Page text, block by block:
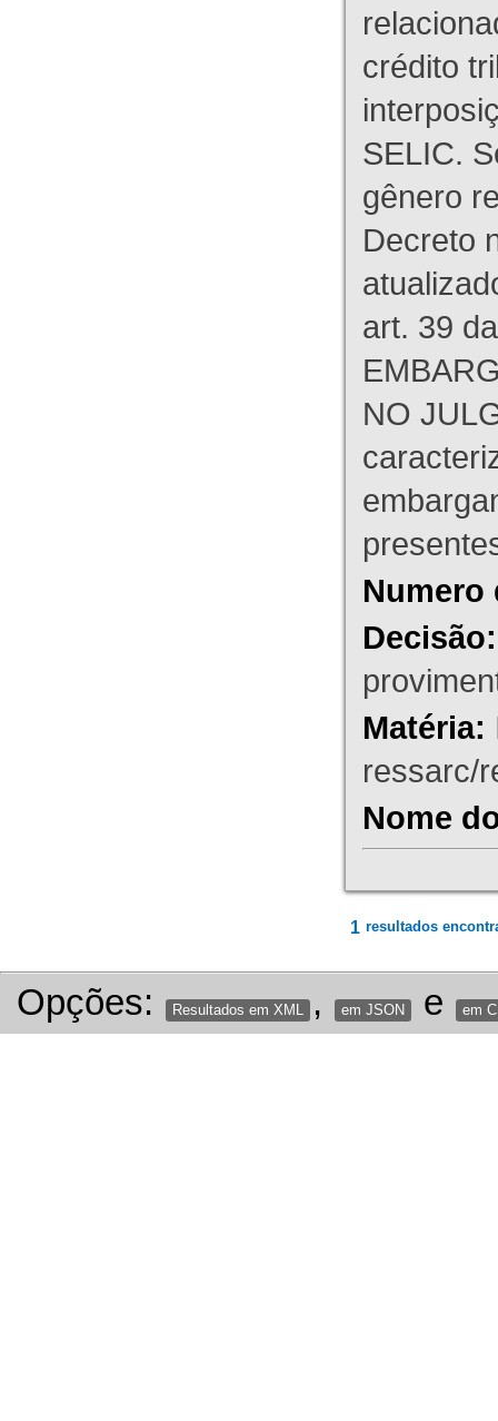
crédito
SELIC.
gênero
Decreto
art. 39
NO
Numero
Decisão:
Matéria:
ressarc/
Nome
1 resultados
Opções: Resultados em XML , em JSON e em